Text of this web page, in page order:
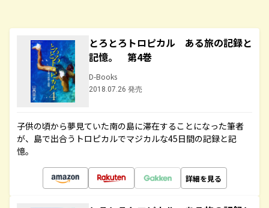
とろとろトロピカル ある旅の記録と
記憶。 第4巻
D-Books
2018.07.26 発売
子供の頃から夢見ていた南の島に滞在することになった筆者
が、島で出合うトロピカルでマジカルな45日間の記録と記
憶。
詳細を見る